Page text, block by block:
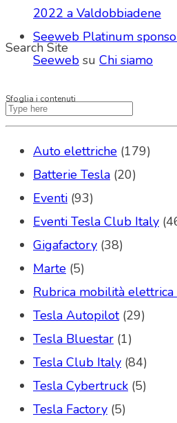
Search Site
2022 a Valdobbiadene
Seeweb Platinum
Seeweb su Chi siamo
Sfoglia i contenuti
Auto elettriche (179)
Batterie Tesla (20)
Eventi (93)
Eventi Tesla Club Italy
Gigafactory (38)
Marte (5)
Rubrica mobilità
Tesla Autopilot(29)
Tesla Bluestar (1)
Tesla Club Italy (84)
Tesla Cybertruck (5)
Tesla Factory (5)